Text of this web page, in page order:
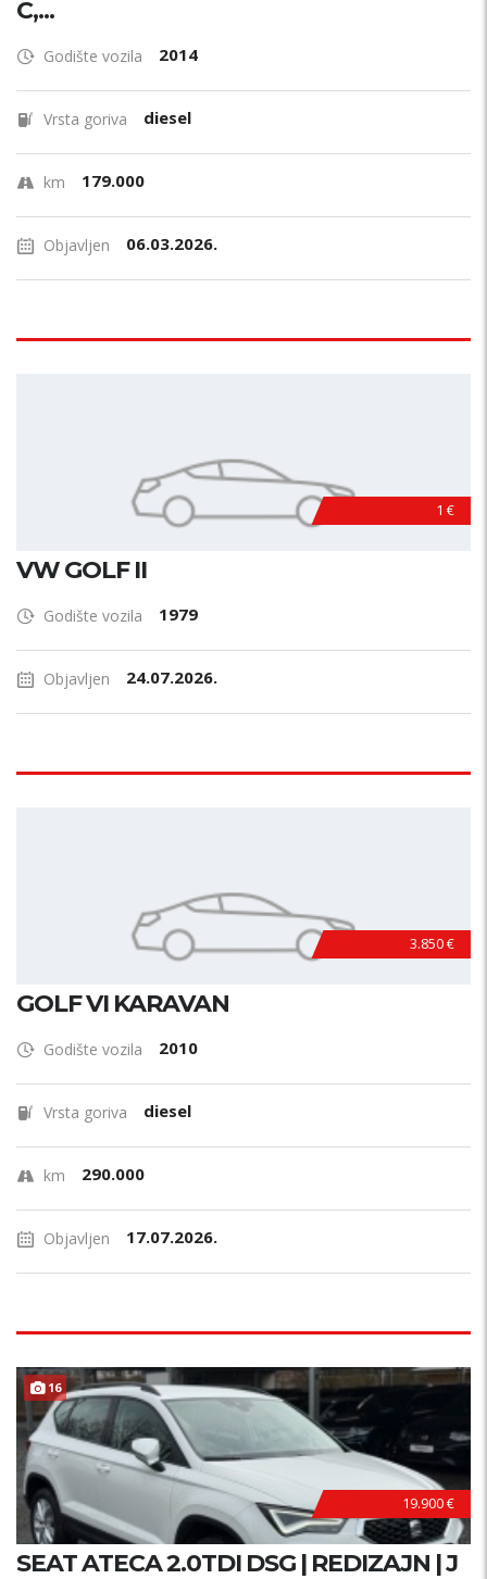
C,...
Godište vozila 2014
Vrsta goriva diesel
km 179.000
Objavljen 06.03.2026.
1 €
VW GOLF II
Godište vozila 1979
Objavljen 24.07.2026.
3.850 €
GOLF VI KARAVAN
Godište vozila 2010
Vrsta goriva diesel
km 290.000
Objavljen 17.07.2026.
16
19.900 €
SEAT ATECA 2.0TDI DSG | REDIZAJN | J